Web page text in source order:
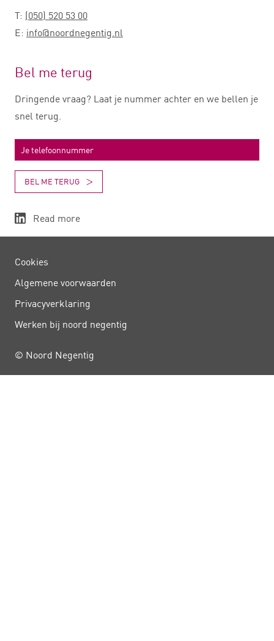
T: (050) 520 53 00
E: info@noordnegentig.nl
Bel me terug
Dringende vraag? Laat je nummer achter en we bellen je
snel terug.
BEL ME TERUG
Read more
Cookies
Algemene voorwaarden
Privacy­verklaring
Werken bij noord negentig
© Noord Negentig